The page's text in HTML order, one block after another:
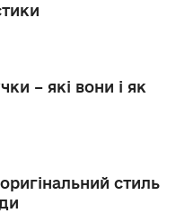
– які вони і як
стиль